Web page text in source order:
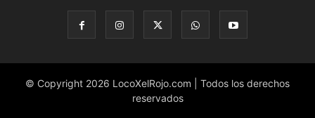
© Copyright 2026 LocoXelRojo.com | Todos los derechos
reservados